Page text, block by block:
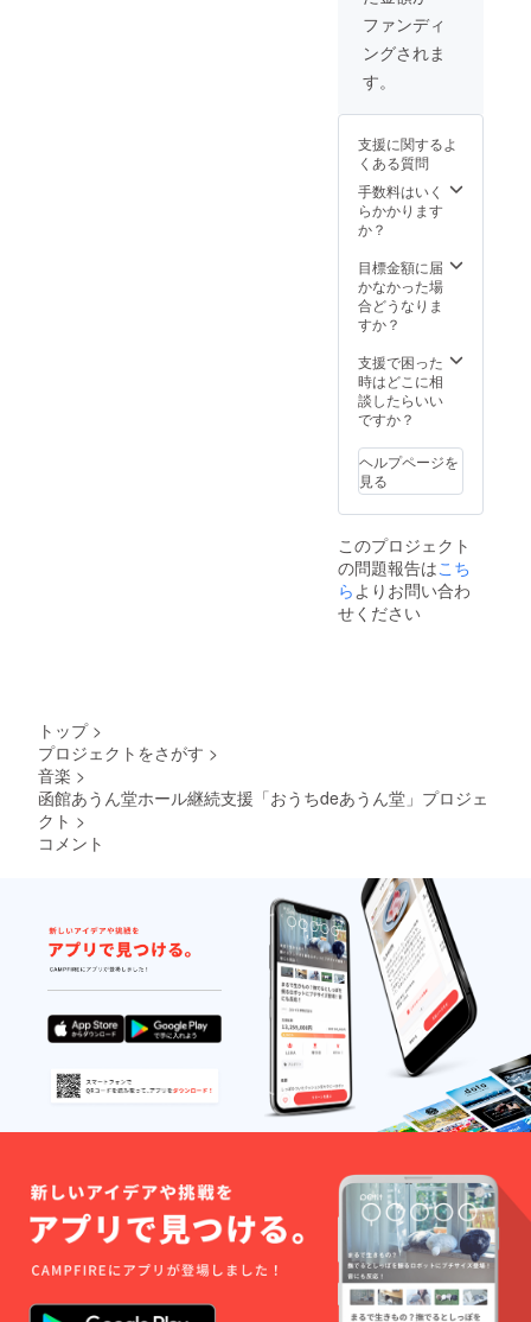
ませ
レンジ
素材：
ルマフ
ラータ
オル】
サイ
ズ：
×H200
mm
(おおよ
その寸
フ
ラーー
タオ
ル：水
ゴ色：
紺 素
ジナル
ステッ
カー3枚
セッ
ト】
フとし
たス
堂あり
がとう
ステッ
カー ■
ひづめ
みか〜
ると佑
木瞬デ
ザイン
ステッ
カー
【あう
ん堂EC
サイト
名前掲
載】 今
回のご
支援に
より構
築する
あうん
堂オン
堂ブレ
ンド ※
あうん
堂の定
ラ
ベース
コロ
ンビア
ブラ
※※※備考
欄に
「ECサ
イトに
望のお
名前」
必ずご
記入を
致しま
す。 ※
などご
希望の
お名前
で掲載
させて
などの
名前、
遠慮願
いま
す。 ※
名前が
長すぎ
る場合
は調整
させて
いただ
く場合
がござ
す。 ※
掲載一
す。 ※
支援金
額は、
申し込
み時に
「上乗
せ支
音響オ
ペレー
ター1
名、配
ラ2台込
み）一
式、配
レータ1
名、カ
名、楽
器（ギ
ターア
ベース
アン
プ、ド
ラム
セッ
ト、ピ
を含み
ます。
スモー
クやプ
ロジェ
クター
など追
カメラ
（HDMI
能で
す。全
体でカ
メラ4台
まで接
続可
能。 ・
出演者
や関係
者の交
通費は
含みま
せん。
・ライ
制限な
くノン
ジャン
ルです
が、常
識的な
範囲で
お願い
詳細は
調整
要）当
面は新
防止対
策とし
ての新
北海道
スタイ
ル準拠
必須条
件とな
りま
ル消
毒、検
温機器
は提供
ます。
では当
店にて
ライブ
ドリン
ク営業
を行
い、あ
銭支援
す。 ・
ご支援
時に入
力して
いただ
いた
メール
アドレ
スに、
スタッ
フより
今後の
進め方
のご連
す。 ・
プロ
ジェク
ト終了
後ホー
感謝の
メール
物老朽
り観客
グ禁止
となリ
ます。
・2021
年11月
以降、
なしで
ライブ
開催で
や内容
詳細は
調整
要）当
型コロ
防止対
策とし
北海道
スタイ
ル準拠
による
は提供
では当
店にて
ライブ
ドリン
ク営業
を行
い、あ
うん堂
オンラ
イン
ショッ
プでの
物販支
援とオ
銭支援
をご提
供いた
しま
す。 ・
ご支援
時に入
力して
セッ
ト、ピ
アノ）
スモー
クやプ
ロジェ
クター
など追
加で必
プショ
ン（有
料）と
カメラ
（HDMI
対応）
の持込
能で
す。全
体でカ
メラ4台
続可
能。 ・
出演者
や関係
者の交
ジャン
化によ
り観客
スタン
ディン
グ禁止
となリ
ます。
・2021
年11月
以降、
基本有
効期限
なしで
ライブ
（日程
や内容
詳細は
調整
要）当
面は新
型コロ
ナ感染
名、配
信機材
（カメ
式、配
レータ1
名、カ
メラス
タッフ1
ターア
ンプ2
台、
プ、ド
ラム
セッ
ト、ピ
を含み
ます。
スモー
クやプ
クター
など追
加で必
要な機
材はオ
の持込
メラ4台
まで接
続可
能。 ・
出演者
や関係
者の交
通費は
含みま
せん。
・ライ
ブ内容
は特に
制限な
ジャン
ルです
が、建
物老朽
化によ
り観客
スタン
ディン
ファンディ
ングされま
す。
支援に関するよ
くある質問
手数料はいく
らかかります
か？
目標金額に届
かなかった場
合どうなりま
すか？
支援で困った
時はどこに相
談したらいい
ですか？
ヘルプページを
見る
このプロジェクト
の問題報告はこち
らよりお問い合わ
せください
トップ >
プロジェクトをさがす >
音楽 >
函館あうん堂ホール継続支援「おうちdeあうん堂」プロジェ
クト >
コメント